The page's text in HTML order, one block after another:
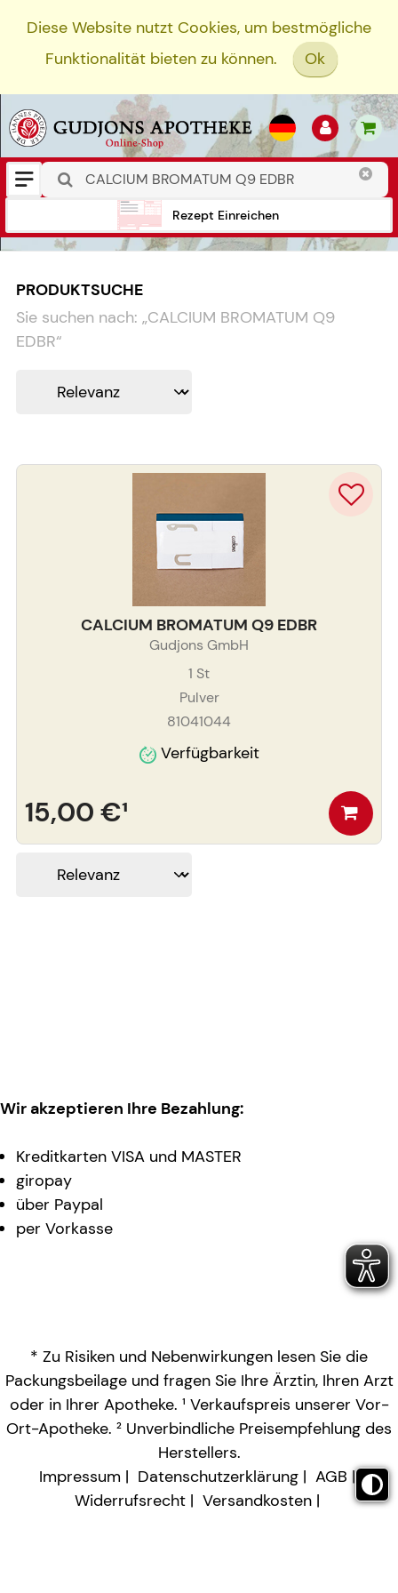
Diese Website nutzt Cookies, um bestmögliche
Funktionalität bieten zu können.
Ok
Rezept Einreichen
PRODUKTSUCHE
Sie suchen nach: „CALCIUM BROMATUM Q9
EDBR“
CALCIUM BROMATUM Q9 EDBR
Gudjons GmbH
1 St
Pulver
81041044
Verfügbarkeit
15,00 €¹
Wir akzeptieren Ihre Bezahlung:
Kreditkarten VISA und MASTER
giropay
über Paypal
per Vorkasse
* Zu Risiken und Nebenwirkungen lesen Sie die
Packungsbeilage und fragen Sie Ihre Ärztin, Ihren Arzt
oder in Ihrer Apotheke. ¹ Verkaufspreis unserer Vor-
Ort-Apotheke. ² Unverbindliche Preisempfehlung des
Herstellers.
Impressum
Datenschutzerklärung
AGB
Widerrufsrecht
Versandkosten